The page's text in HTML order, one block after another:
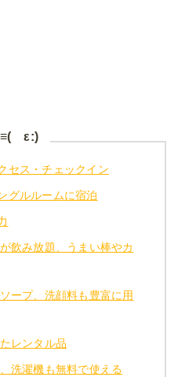
:≡( ε:)
セス・チェックイン
グルルームに宿泊
飲み放題、うまい棒やカ
ープ、洗顔料も豊富に用
レンタル品
洗濯機も無料で使える